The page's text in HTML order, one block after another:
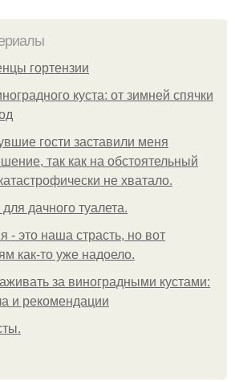
гортензии
куста: от зимней спячки
гости заставили меня
так как на обстоятельный
не хватало.
дачного туалета.
- это наша страсть, но вот
как-то уже надоело.
за виноградными кустами:
и рекомендации